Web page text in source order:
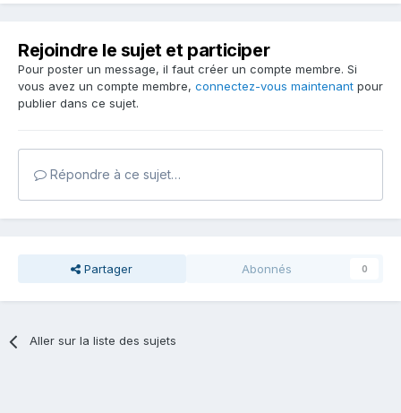
Rejoindre le sujet et participer
Pour poster un message, il faut créer un compte membre. Si
vous avez un compte membre, connectez-vous maintenant pour
publier dans ce sujet.
Répondre à ce sujet…
Partager Abonnés 0
Aller sur la liste des sujets